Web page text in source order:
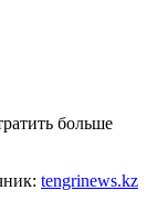
больше
tengrinews.kz